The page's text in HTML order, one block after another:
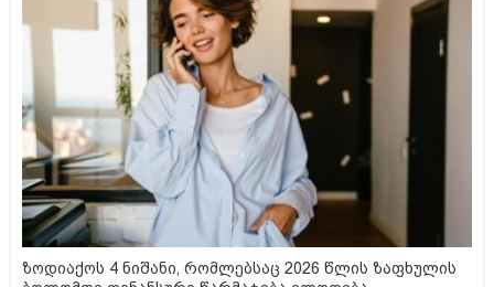
ზოდიაქოს 4 ნიშანი, რომლებსაც 2026 წლის ზაფხულის